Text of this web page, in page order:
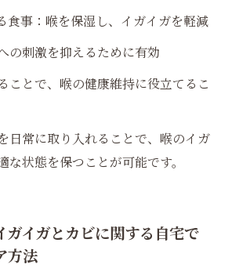
食事：喉を保湿し、イガイガを軽減
の刺激を抑えるために有効
ことで、喉の健康維持に役立てるこ
日常に取り入れることで、喉のイガ
な状態を保つことが可能です。
ガイガとカビに関する自宅で
方法